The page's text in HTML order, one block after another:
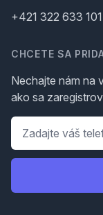
+421 322 633
CHCETE SA
Nechajte nám na
ako sa
Telefón